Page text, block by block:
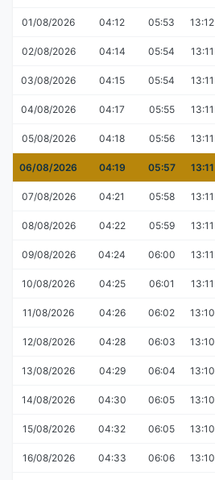
01/08/2026 04:12 05:53 13:12
02/08/2026 04:14 05:54 13:11
03/08/2026 04:15 05:54 13:11
04/08/2026 04:17 05:55 13:11
05/08/2026 04:18 05:56 13:11
06/08/2026 04:19 05:57 13:11
07/08/2026 04:21 05:58 13:11
08/08/2026 04:22 05:59 13:11
09/08/2026 04:24 06:00 13:11
10/08/2026 04:25 06:01 13:11
11/08/2026 04:26 06:02 13:10
12/08/2026 04:28 06:03 13:10
13/08/2026 04:29 06:04 13:10
14/08/2026 04:30 06:05 13:10
15/08/2026 04:32 06:05 13:10
16/08/2026 04:33 06:06 13:10